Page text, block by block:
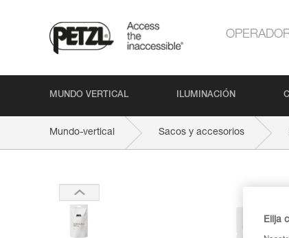
MUNDO VERTICAL ILUMINACIÓN
Mundo-vertical Sacos y accesorios
Elija